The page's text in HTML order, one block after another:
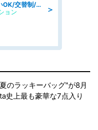
＞
組立・組付け/高収入/日払いOK/交替制/20・30・40代活躍中/製造 工場
ョン
のラッキーバッグ"が8月
史上最も豪華な7点入り